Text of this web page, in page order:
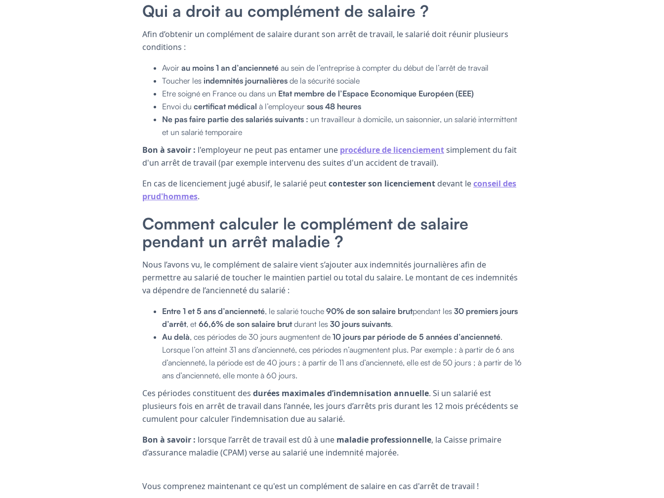
Qui a droit au complément de salaire ?
Afin d’obtenir un complément de salaire durant son arrêt de travail, le salarié doit réunir plusieurs
conditions :
Avoir au moins 1 an d’ancienneté au sein de l’entreprise à compter du début de l’arrêt de travail
Toucher les indemnités journalières de la sécurité sociale
Etre soigné en France ou dans un Etat membre de l’Espace Economique Européen (EEE)
Envoi du certificat médical à l’employeur sous 48 heures
Ne pas faire partie des salariés suivants : un travailleur à domicile, un saisonnier, un salarié intermittent
et un salarié temporaire
Bon à savoir : l'employeur ne peut pas entamer une procédure de licenciementsimplement du fait
d'un arrêt de travail (par exemple intervenu des suites d'un accident de travail).
En cas de licenciement jugé abusif, le salarié peutcontester son licenciement devant leconseil des
prud'hommes.
Comment calculer le complément de salaire
pendant un arrêt maladie ?
Nous l’avons vu, le complément de salaire vient s’ajouter aux indemnités journalières afin de
permettre au salarié de toucher le maintien partiel ou total du salaire. Le montant de ces indemnités
va dépendre de l’ancienneté du salarié :
Entre 1 et 5 ans d’ancienneté, le salarié touche 90% de son salaire brutpendant les 30 premiers jours
d’arrêt, et 66,6% de son salaire brutdurant les 30 jours suivants.
Au delà, ces périodes de 30 jours augmentent de 10 jours par période de 5 années d’ancienneté.
Lorsque l’on atteint 31 ans d’ancienneté, ces périodes n’augmentent plus. Par exemple : à partir de 6 ans
d’ancienneté, la période est de 40 jours ; à partir de 11 ans d’ancienneté, elle est de 50 jours ; à partir de 16
ans d’ancienneté, elle monte à 60 jours.
Ces périodes constituent des durées maximalesd’indemnisation annuelle. Si un salarié est
plusieurs fois en arrêt de travail dans l’année, les jours d’arrêts pris durant les 12 mois précédents se
cumulent pour calculer l’indemnisation due au salarié.
Bon à savoir : lorsque l’arrêt de travail est dû à une maladie professionnelle, la Caisse primaire
d’assurance maladie (CPAM) verse au salarié une indemnité majorée.
Vous comprenez maintenant ce qu'est un complément de salaire en cas d'arrêt de travail !